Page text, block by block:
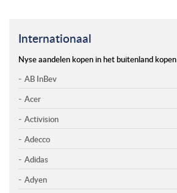
Internationaal
Nyse aandelen kopen in het buitenland kopen
AB InBev
Acer
Activision
Adecco
Adidas
Adyen